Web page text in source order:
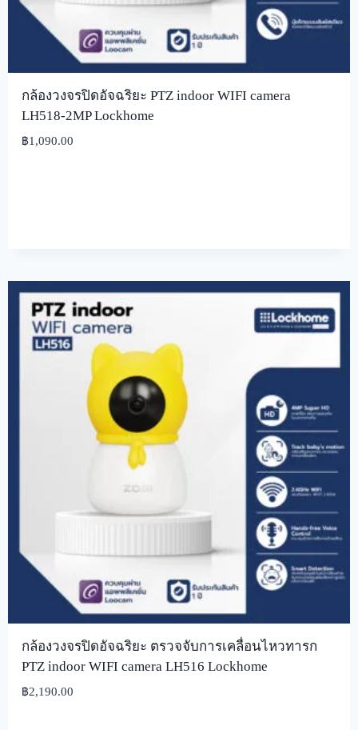
กล้องวงจรปิดอัจฉริยะ PTZ indoor WIFI camera
LH518-2MP Lockhome
฿1,090.00
กล้องวงจรปิดอัจฉริยะ ตรวจจับการเคลื่อนไหวทารก
PTZ indoor WIFI camera LH516 Lockhome
฿2,190.00